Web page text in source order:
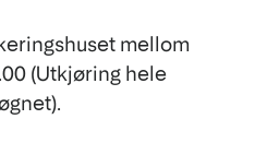
mellom
(Utkjøring hele